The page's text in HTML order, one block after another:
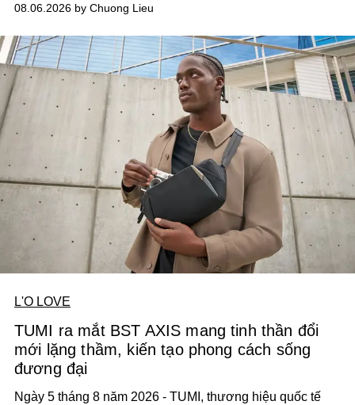
08.06.2026 by Chuong Lieu
L'O LOVE
TUMI ra mắt BST AXIS mang tinh thần đổi
mới lặng thầm, kiến tạo phong cách sống
đương đại
Ngày 5 tháng 8 năm 2026 - TUMI, thương hiệu quốc tế